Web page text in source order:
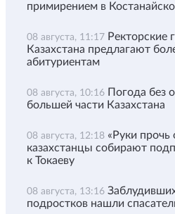
примирением в
08 августа, 11:17 Ректорские
Казахстана предлагают
абитуриентам
08 августа, 10:16 Погода без
большей части Казахстана
08 августа, 12:18 «Руки
казахстанцы собирают
к Токаеву
08 августа, 13:16
подростков нашли